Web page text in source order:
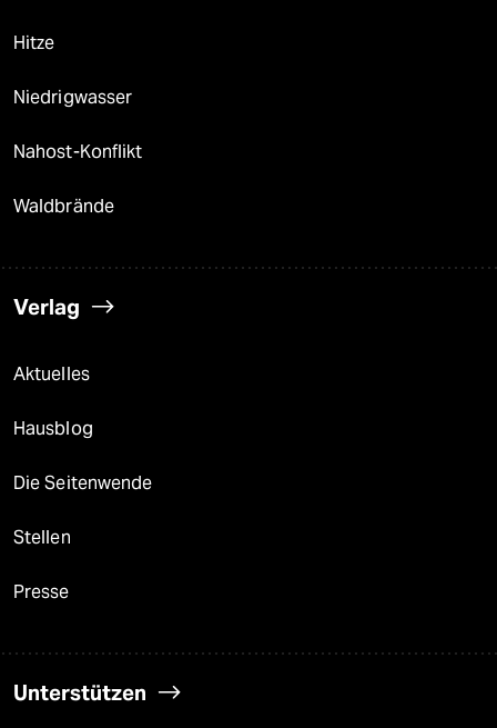
Hitze
Niedrigwasser
Nahost-Konflikt
Waldbrände
Verlag
Aktuelles
Hausblog
Die Seitenwende
Stellen
Presse
Unterstützen